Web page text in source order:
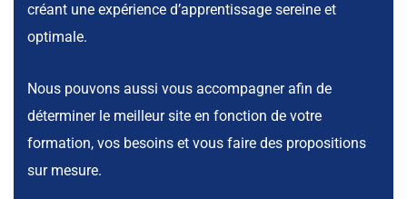
créant une expérience d’apprentissage sereine et
optimale.
Nous pouvons aussi vous accompagner afin de
déterminer le meilleur site en fonction de votre
formation, vos besoins et vous faire des propositions
sur mesure.